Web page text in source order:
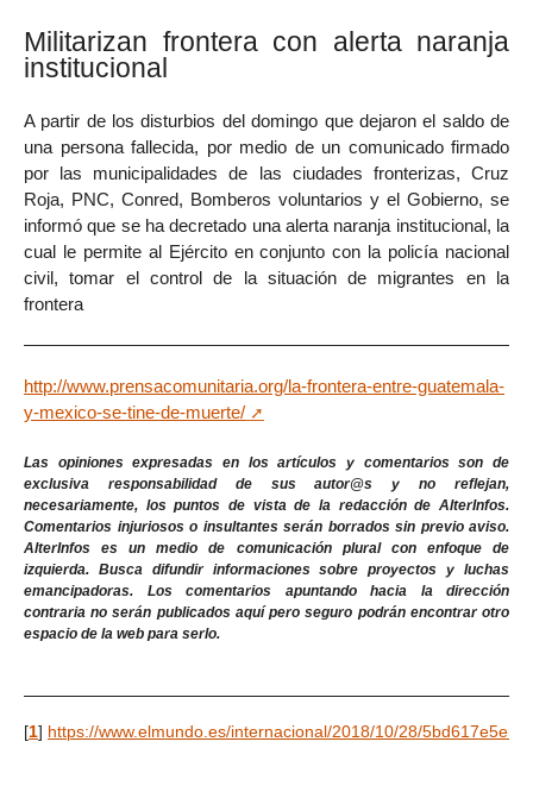
Militarizan frontera con alerta naranja
institucional
A partir de los disturbios del domingo que dejaron el saldo de
una persona fallecida, por medio de un comunicado firmado
por las municipalidades de las ciudades fronterizas, Cruz
Roja, PNC, Conred, Bomberos voluntarios y el Gobierno, se
informó que se ha decretado una alerta naranja institucional, la
cual le permite al Ejército en conjunto con la policía nacional
civil, tomar el control de la situación de migrantes en la
frontera
http://www.prensacomunitaria.org/la-frontera-entre-guatemala-
y-mexico-se-tine-de-muerte/
Las opiniones expresadas en los artículos y comentarios son de
exclusiva responsabilidad de sus autor@s y no reflejan,
necesariamente, los puntos de vista de la redacción de AlterInfos.
Comentarios injuriosos o insultantes serán borrados sin previo aviso.
AlterInfos es un medio de comunicación plural con enfoque de
izquierda. Busca difundir informaciones sobre proyectos y luchas
emancipadoras. Los comentarios apuntando hacia la dirección
contraria no serán publicados aquí pero seguro podrán encontrar otro
espacio de la web para serlo.
[1] https://www.elmundo.es/internacional/2018/10/28/